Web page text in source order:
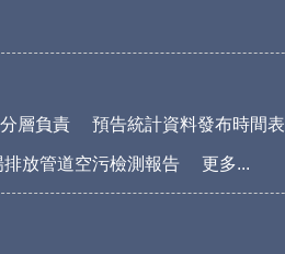
分層負責 預告統計資料發布時間表
放管道空污檢測報告 更多...